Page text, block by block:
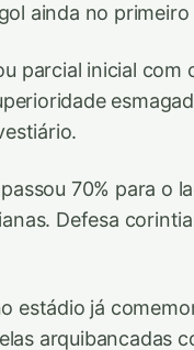
ainda no
parcial inicial com
70% para o
Defesa
estádio já
arquibancadas